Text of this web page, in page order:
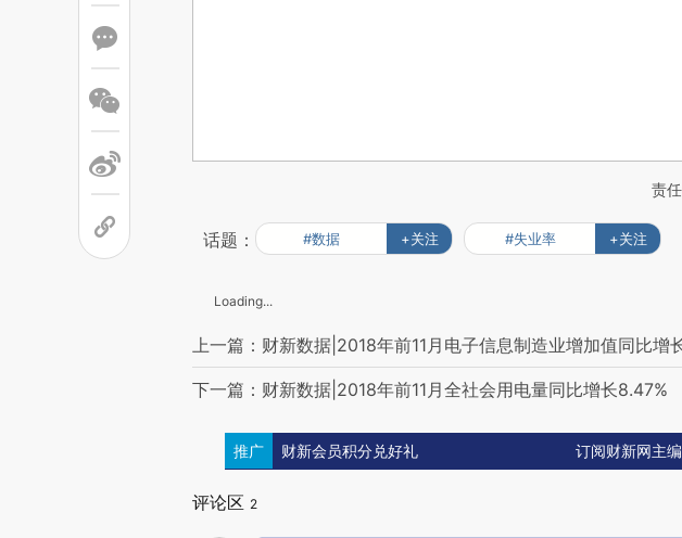
责
话题： #数据 +关注 #失业率 +关注
Loading...
上一篇：财新数据|2018年前11月电子信息制造业增加值同比增
下一篇：财新数据|2018年前11月全社会用电量同比增长8.47%
推广 财新会员积分兑好礼 订阅财新网主
评论区 2